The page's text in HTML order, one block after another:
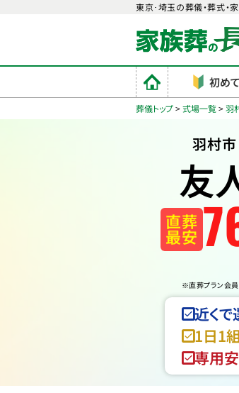
東京･埼玉の葬儀・葬式・
初め
葬儀トップ>式場一覧>羽
羽村
友
直葬
最安
※直葬プラン会
近く
1日1
専用